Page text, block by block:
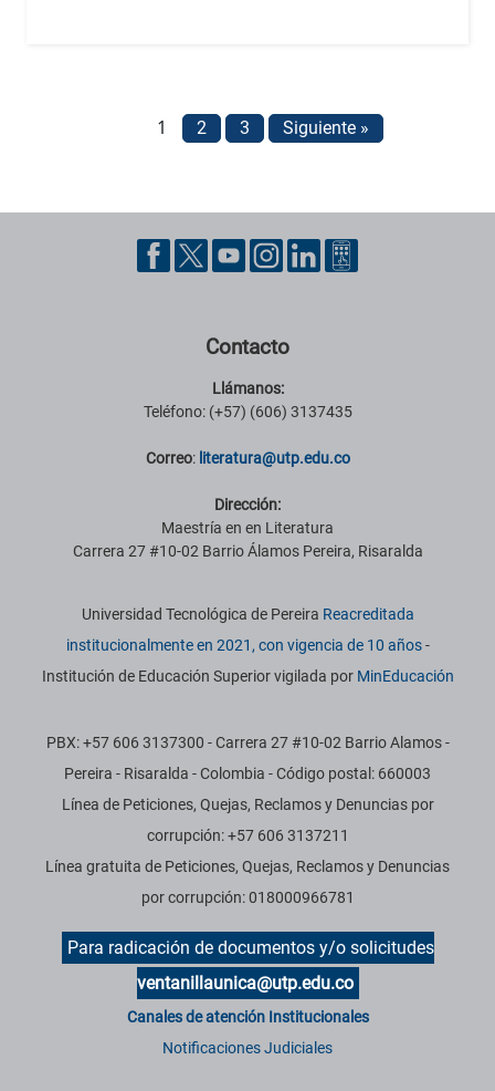
1 2 3 Siguiente »
Pie de página con información de contacto, redes sociales y datos
Contacto
Llámanos:
Teléfono: (+57) (606) 3137435
Correo: literatura@utp.edu.co
Dirección:
Maestría en en Literatura
Carrera 27 #10-02 Barrio Álamos Pereira, Risaralda
Información institucional
Universidad Tecnológica de Pereira Reacreditada
institucionalmente en 2021, con vigencia de 10 años-
Institución de Educación Superior vigilada por MinEducación
PBX: +57 606 3137300 - Carrera 27 #10-02 Barrio Alamos -
Pereira - Risaralda - Colombia - Código postal: 660003
Línea de Peticiones, Quejas, Reclamos y Denuncias por
corrupción: +57 606 3137211
Línea gratuita de Peticiones, Quejas, Reclamos y Denuncias
por corrupción: 018000966781
Para radicación de documentos y/o solicitudes
ventanillaunica@utp.edu.co
Canales de atención Institucionales
Notificaciones Judiciales